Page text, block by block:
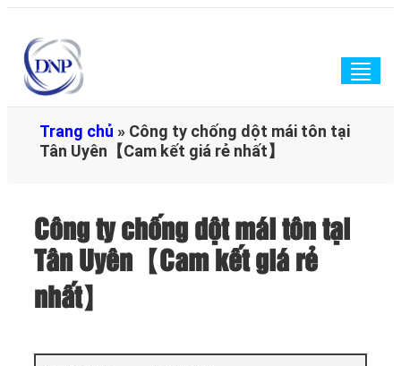
Trang chủ » Công ty chống dột mái tôn tại
Tân Uyên【Cam kết giá rẻ nhất】
Công ty chống dột mái tôn tại
Tân Uyên【Cam kết giá rẻ
nhất】